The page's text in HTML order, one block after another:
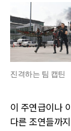
진격하는 팀 캡틴
이 주연급이나
다른 조연들까